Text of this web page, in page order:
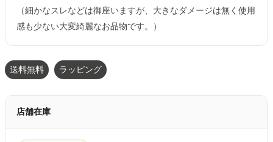
（細かなスレなどは御座いますが、大きなダメージは無く使用
感も少ない大変綺麗なお品物です。）
送料無料 ラッピング
店舗在庫